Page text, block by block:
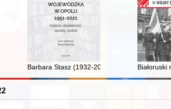
do abp. Józefa Bilczewskiego z lat 1900-1919. Cz. 1
Barbara Stasz (1932-2013) - dyrektor